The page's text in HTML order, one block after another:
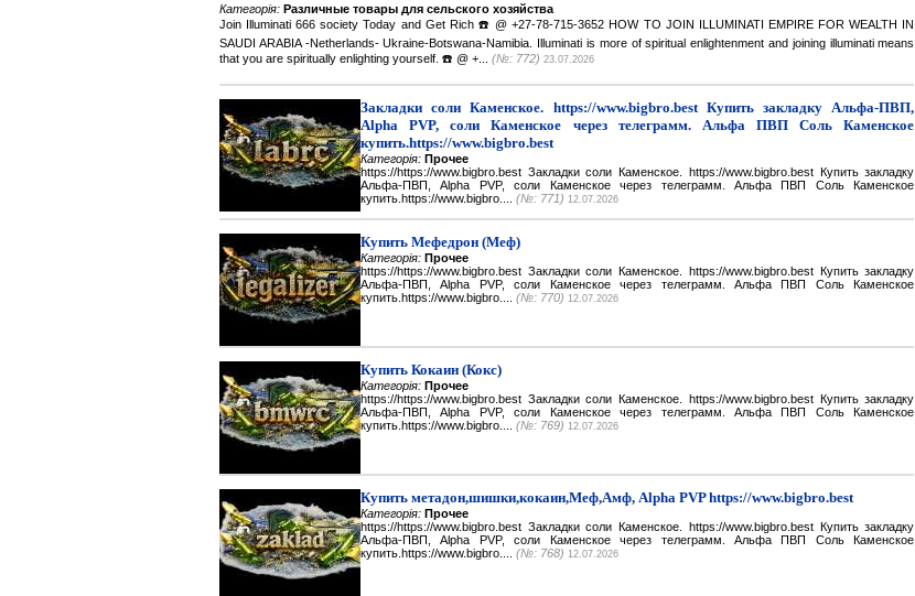
Категорія: Различные товары для сельского хозяйства
Join Illuminati 666 society Today and Get Rich ☎️ @ +27-78-715-3652 HOW TO JOIN ILLUMINATI EMPIRE FOR WEALTH IN
SAUDI ARABIA -Netherlands- Ukraine-Botswana-Namibia. Illuminati is more of spiritual enlightenment and joining illuminati means
that you are spiritually enlighting yourself. ☎️ @ +... (№: 772) 23.07.2026
Закладки соли Каменское. https://www.bigbro.best Купить закладку Альфа-ПВП,
Alpha PVP, соли Каменское через телеграмм. Альфа ПВП Соль Каменское
купить.https://www.bigbro.best
Категорія: Прочее
https://https://www.bigbro.best Закладки соли Каменское. https://www.bigbro.best Купить закладку
Альфа-ПВП, Alpha PVP, соли Каменское через телеграмм. Альфа ПВП Соль Каменское
купить.https://www.bigbro.... (№: 771) 12.07.2026
Купить Мефедрон (Меф)
Категорія: Прочее
https://https://www.bigbro.best Закладки соли Каменское. https://www.bigbro.best Купить закладку
Альфа-ПВП, Alpha PVP, соли Каменское через телеграмм. Альфа ПВП Соль Каменское
купить.https://www.bigbro.... (№: 770) 12.07.2026
Купить Кокаин (Кокс)
Категорія: Прочее
https://https://www.bigbro.best Закладки соли Каменское. https://www.bigbro.best Купить закладку
Альфа-ПВП, Alpha PVP, соли Каменское через телеграмм. Альфа ПВП Соль Каменское
купить.https://www.bigbro.... (№: 769) 12.07.2026
Купить метадон,шишки,кокаин,Меф,Амф, Alpha PVP https://www.bigbro.best
Категорія: Прочее
https://https://www.bigbro.best Закладки соли Каменское. https://www.bigbro.best Купить закладку
Альфа-ПВП, Alpha PVP, соли Каменское через телеграмм. Альфа ПВП Соль Каменское
купить.https://www.bigbro.... (№: 768) 12.07.2026